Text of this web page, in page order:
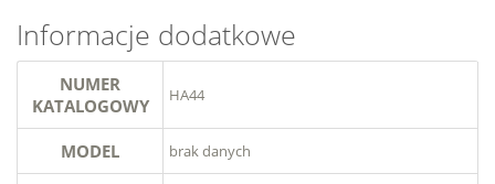
Informacje dodatkowe
NUMER
KATALOGOWY
HA44
MODEL brak danych